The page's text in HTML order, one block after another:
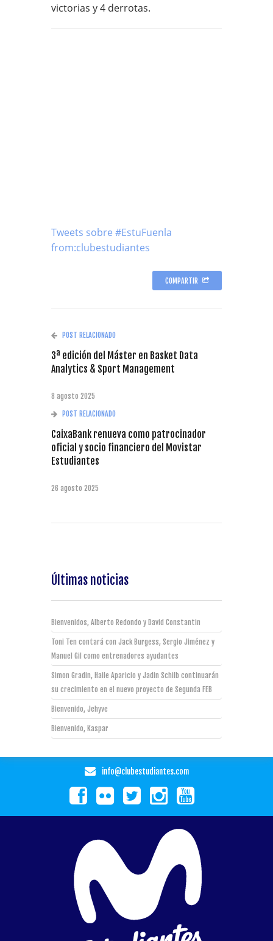
victorias y 4 derrotas.
Tweets sobre #EstuFuenla
from:clubestudiantes
COMPARTIR
POST RELACIONADO
3ª edición del Máster en Basket Data
Analytics & Sport Management
8 agosto 2025
POST RELACIONADO
CaixaBank renueva como patrocinador
oficial y socio financiero del Movistar
Estudiantes
26 agosto 2025
Últimas noticias
Bienvenidos, Alberto Redondo y David Constantin
Toni Ten contará con Jack Burgess, Sergio Jiménez y
Manuel Gil como entrenadores ayudantes
Simon Gradin, Haile Aparicio y Jadin Schilb continuarán
su crecimiento en el nuevo proyecto de Segunda FEB
Bienvenido, Jehyve
Bienvenido, Kaspar
info@clubestudiantes.com